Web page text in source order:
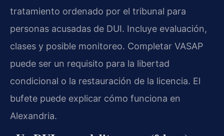
tratamiento ordenado por el tribunal para
personas acusadas de DUI. Incluye evaluación,
clases y posible monitoreo. Completar VASAP
puede ser un requisito para la libertad
condicional o la restauración de la licencia. El
bufete puede explicar cómo funciona en
Alexandria.